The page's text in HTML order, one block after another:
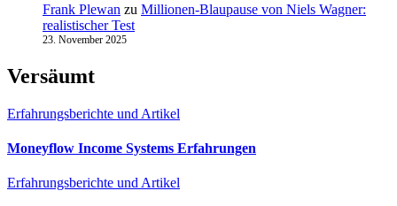
Frank Plewan zu Millionen‑Blaupause von Niels Wagner:
realistischer Test
23. November 2025
Versäumt
Erfahrungsberichte und Artikel
Moneyflow Income Systems Erfahrungen
Erfahrungsberichte und Artikel